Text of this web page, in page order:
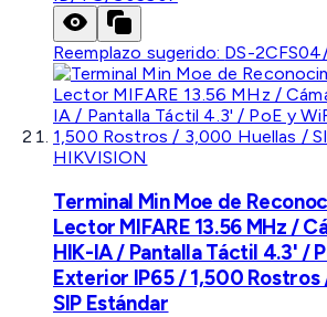
Reemplazo sugerido: DS-
HIKVISION
Terminal Min Moe de
Lector MIFARE 13.56 MHz /
HIK-IA / Pantalla Táctil 4.3' /
Exterior IP65 / 1,500
SIP Estándar